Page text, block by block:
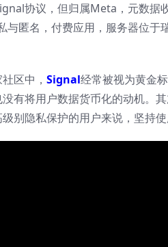
协议，但归属Meta，元数据
与匿名，付费应用，服务器位于
区中， Signal经常被视为黄金
有将用户数据货币化的动机。
别隐私保护的用户来说，坚持